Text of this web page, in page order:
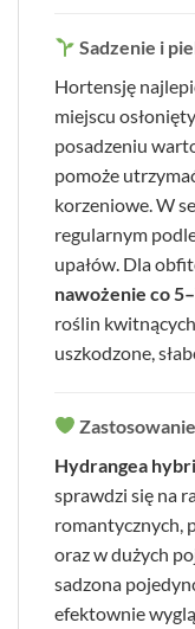
Sadzenie i
Hortensję
miejscu
posadzeniu
pomoże
korzeniowe. W
regularnym
upałów. Dla
nawożenie co
roślin
uszkodzone,
Hydrangea
sprawdzi się na
romantycznych,
oraz w dużych
sadzona
efektownie